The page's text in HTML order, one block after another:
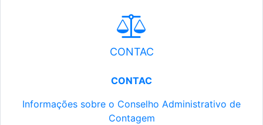
CONTAC
CONTAC
Informações sobre o Conselho Administrativo de
Contagem